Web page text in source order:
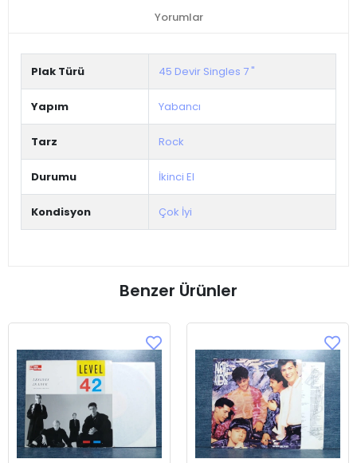
Yorumlar
Plak Türü 45 Devir Singles 7 "
Yapım Yabancı
Tarz Rock
Durumu İkinci El
Kondisyon Çok İyi
Benzer Ürünler